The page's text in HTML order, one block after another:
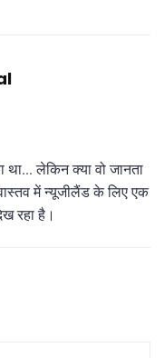
लेकिन क्या वो जानता
में न्यूजीलैंड के लिए एक
रहा है।